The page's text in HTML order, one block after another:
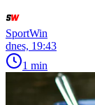
SportWin
dnes, 19:43
1 min